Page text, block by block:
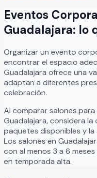
Eventos
Guadalajara: lo
Organizarun evento
encontrar el espacio
Guadalajara ofrece una
adaptan a diferentes
celebración.
Al comparar salones para
Guadalajara, considera la
paquetes disponibles y
Los salones en
con al menos 3 a 6
en temporada alta.